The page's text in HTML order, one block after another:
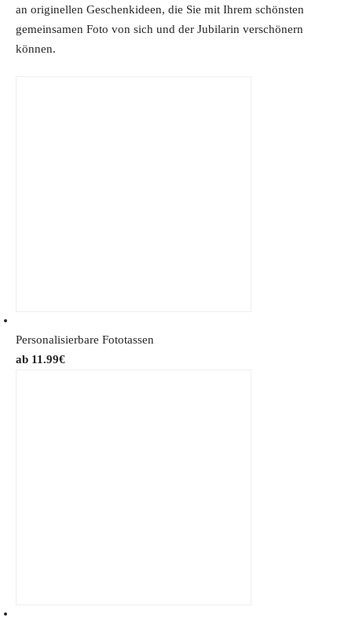
an originellen Geschenkideen, die Sie mit Ihrem schönsten
gemeinsamen Foto von sich und der Jubilarin verschönern
können.
Personalisierbare Fototassen
11.99€